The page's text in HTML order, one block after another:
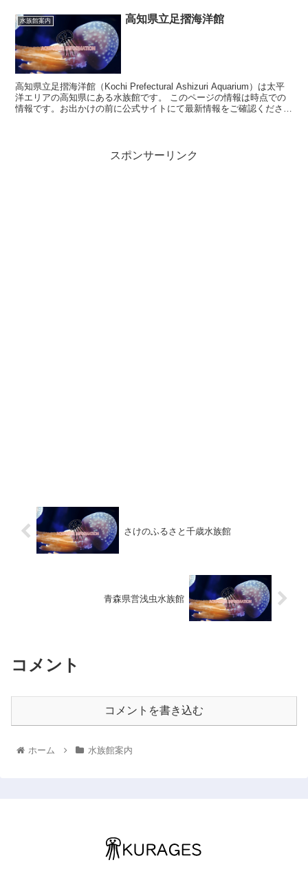
水族館案内 高知県立足摺海洋館
高知県立足摺海洋館（Kochi Prefectural Ashizuri Aquarium）は太平
洋エリアの高知県にある水族館です。 このページの情報は時点での
情報です。お出かけの前に公式サイトにて最新情報をご確認くださ
スポンサーリンク
さけのふるさと千歳水族館
青森県営浅虫水族館
コメント
コメントを書き込む
ホーム 水族館案内